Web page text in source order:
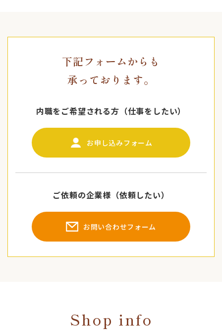
下記フォームからも
承っております。
内職をご希望される方（仕事をしたい）
お申し込みフォーム
ご依頼の企業様（依頼したい）
お問い合わせフォーム
Shop info